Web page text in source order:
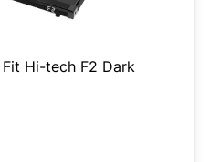
Hi-tech F2 Dark